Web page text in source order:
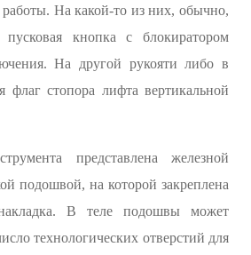
На какой-то из них, обычно,
кнопка с блокиратором
На другой рукояти либо в
флаг стопора лифта вертикальной
представлена железной
подошвой, на которой закреплена
В теле подошвы может
технологических отверстий для